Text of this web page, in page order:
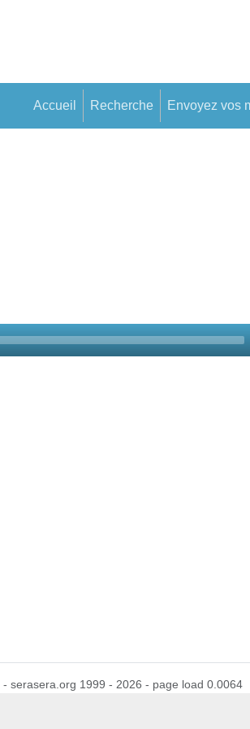
Accueil Recherche Envoyez vos
- serasera.org 1999 - 2026 - page load 0.0064